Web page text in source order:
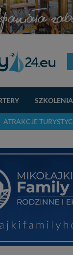
SZKOLENIA
ATRAKCJE